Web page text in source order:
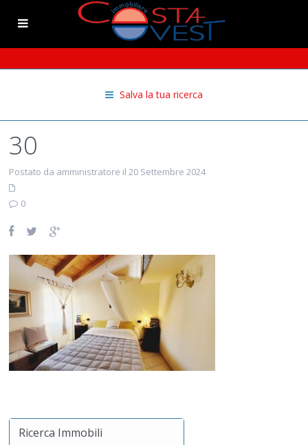
Salva la tua ricerca
30
Postato da amministratore il 20 Settembre 2024
0
Ricerca Immobili